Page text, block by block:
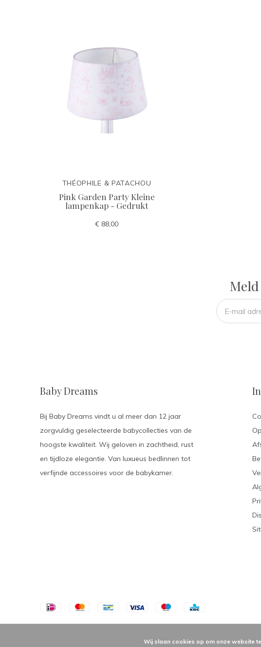
THÉOPHILE & PATACHOU
Pink Garden Party Kleine
lampenkap - Gedrukt
€ 88,00
Baby Dreams
Bij Baby Dreams vindt u al meer dan 12 jaar
zorgvuldig geselecteerde babycollecties van de
hoogste kwaliteit. Wij geloven in zachtheid, rust
en tijdloze elegantie. Van luxueus bedlinnen tot
verfijnde accessoires voor de babykamer.
Wij slaan cookies op om onze website